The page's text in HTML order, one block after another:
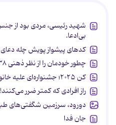
شهید رئیسی، مردی بود از
بی‌ادعا.
کدهای پیشواز پویش چله
چطور خودمان را از نظر ذهنی ۳۸ برابر قوی‌تر کنیم؟
کن ۲۰۲۵؛ جشنواره‌ای علیه خانواده
راز افرادی که کمتر ضرر می‌کنند!
دورود، سرزمین شگفتی‌های
جان فدا